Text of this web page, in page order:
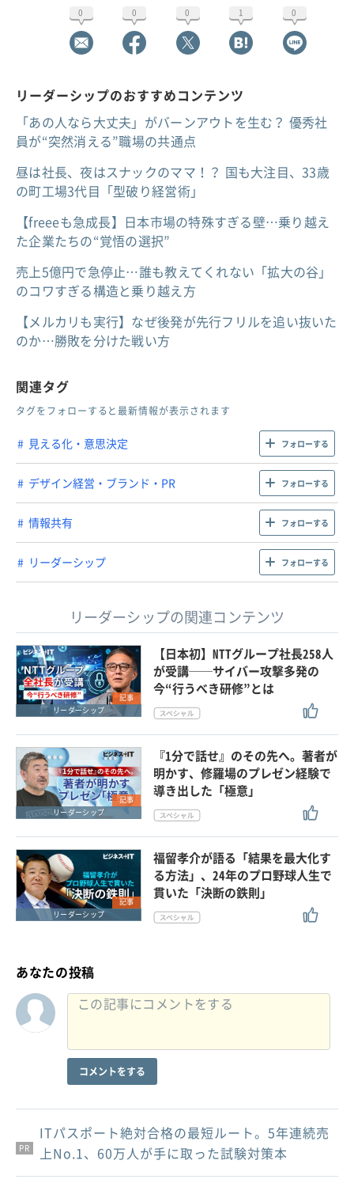
0 0 0 1 0
リーダーシップのおすすめコンテンツ
「あの人なら大丈夫」がバーンアウトを生む？ 優秀社
員が“突然消える”職場の共通点
昼は社長、夜はスナックのママ！？ 国も大注目、33歳
の町工場3代目「型破り経営術」
【freeeも急成長】日本市場の特殊すぎる壁…乗り越え
た企業たちの“覚悟の選択”
売上5億円で急停止…誰も教えてくれない「拡大の谷」
のコワすぎる構造と乗り越え方
【メルカリも実行】なぜ後発が先行フリルを追い抜いた
のか…勝敗を分けた戦い方
関連タグ
タグをフォローすると最新情報が表示されます
見える化・意思決定 フォローする
デザイン経営・ブランド・PR フォローする
情報共有 フォローする
リーダーシップ フォローする
リーダーシップの関連コンテンツ
記事
リーダーシップ
【日本初】NTTグループ社長258人
が受講──サイバー攻撃多発の
今“行うべき研修”とは
記事
リーダーシップ
『1分で話せ』のその先へ。著者が
明かす、修羅場のプレゼン経験で
導き出した「極意」
記事
リーダーシップ
福留孝介が語る「結果を最大化す
る方法」、24年のプロ野球人生で
貫いた「決断の鉄則」
あなたの投稿
コメントをする
PR
PR
PR
ITパスポート絶対合格の最短ルート。5年連続売
上No.1、60万人が手に取った試験対策本